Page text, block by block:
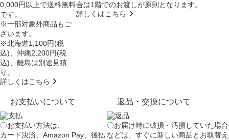
0,000円以上で送料無料
です。
※一部対象外商品もご
ざいます。
※北海道1,100円(税
込)、沖縄2,200円(税
込)、離島は別途見積
り。
詳しくはこちら
合は1階でのお渡しが原則となります。
詳しくはこちら
お支払いについて
〇お支払い方法は、
カード決済、Amazon Pay、後払
返品・交換について
〇お届け時に破損・汚損していた場合
などは、すぐに新しい商品とお取替え